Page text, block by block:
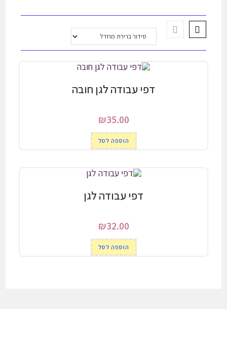
דפי עבודה לגן חובה
₪35.00
הוספה לסל
דפי עבודה לגן
₪32.00
הוספה לסל